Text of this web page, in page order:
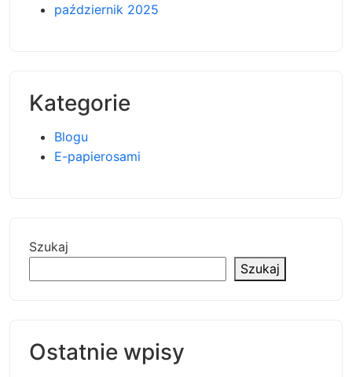
październik 2025
Kategorie
Blogu
E-papierosami
Szukaj
Szukaj
Ostatnie wpisy